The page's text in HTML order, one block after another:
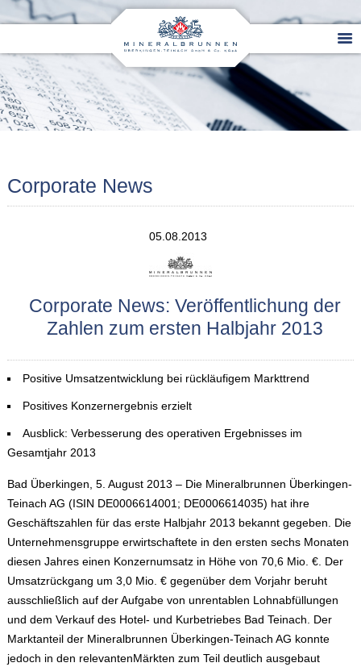
Corporate News
05.08.2013
Corporate News: Veröffentlichung der
Zahlen zum ersten Halbjahr 2013
Positive Umsatzentwicklung bei rückläufigem Markttrend
Positives Konzernergebnis erzielt
Ausblick: Verbesserung des operativen Ergebnisses im
Gesamtjahr 2013
Bad Überkingen, 5. August 2013 – Die Mineralbrunnen Überkingen-
Teinach AG (ISIN DE0006614001; DE0006614035) hat ihre
Geschäftszahlen für das erste Halbjahr 2013 bekannt gegeben. Die
Unternehmensgruppe erwirtschaftete in den ersten sechs Monaten
diesen Jahres einen Konzernumsatz in Höhe von 70,6 Mio. €. Der
Umsatzrückgang um 3,0 Mio. € gegenüber dem Vorjahr beruht
ausschließlich auf der Aufgabe von unrentablen Lohnabfüllungen
und dem Verkauf des Hotel- und Kurbetriebes Bad Teinach. Der
Marktanteil der Mineralbrunnen Überkingen-Teinach AG konnte
jedoch in den relevantenMärkten zum Teil deutlich ausgebaut